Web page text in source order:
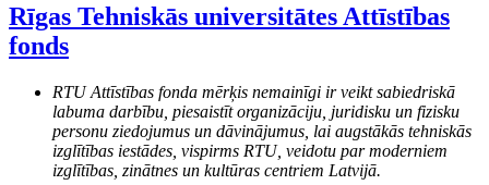
Rīgas Tehniskās universitātes Attīstības
fonds
RTU Attīstības fonda mērķis nemainīgi ir veikt sabiedriskā
labuma darbību, piesaistīt organizāciju, juridisku un fizisku
personu ziedojumus un dāvinājumus, lai augstākās tehniskās
izglītības iestādes, vispirms RTU, veidotu par moderniem
izglītības, zinātnes un kultūras centriem Latvijā.